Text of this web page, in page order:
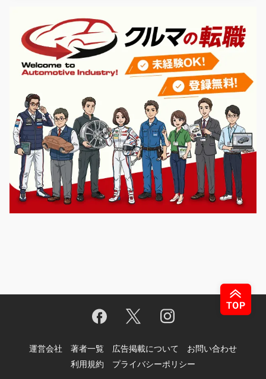
運営会社 著者一覧 広告掲載について
お問い合わせ
利用規約
プライバシーポリシー